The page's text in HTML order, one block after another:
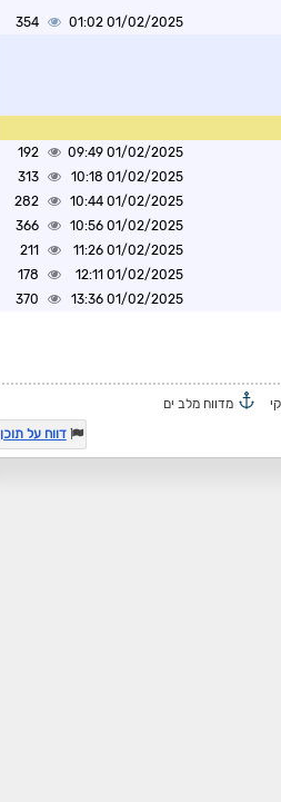
01/02/2025 01:02
354
01/02/2025 09:49
192
01/02/2025 10:18
313
01/02/2025 10:44
282
01/02/2025 10:56
366
01/02/2025 11:26
211
01/02/2025 12:11
178
01/02/2025 13:36
370
מדווח מלב ים
דווח על תוכן